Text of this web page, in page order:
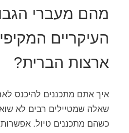
מהם מעברי
העיקריים
ארצות הברית?
איך אתם מתכננים להיכנס
שאלה שמטיילים רבים לא
כשהם מתכננים טיול.